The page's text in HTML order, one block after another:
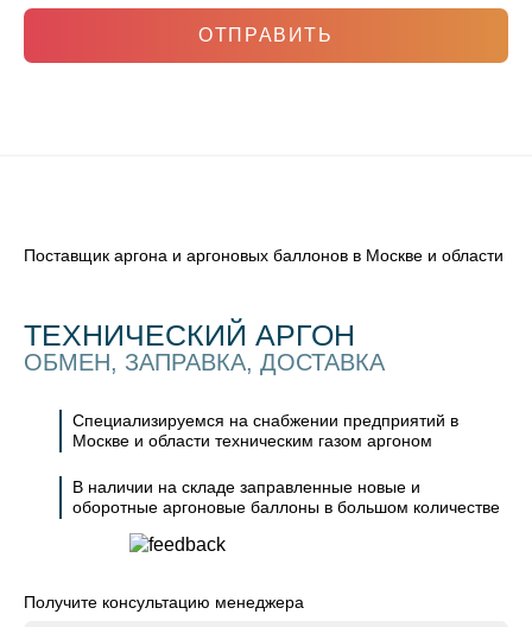
ОТПРАВИТЬ
Поставщик аргона и аргоновых баллонов в Москве и области
ТЕХНИЧЕСКИЙ АРГОН
ОБМЕН, ЗАПРАВКА, ДОСТАВКА
Специализируемся на снабжении предприятий в
Москве и области техническим газом аргоном
В наличии на складе заправленные новые и
оборотные аргоновые баллоны в большом количестве
Получите консультацию менеджера